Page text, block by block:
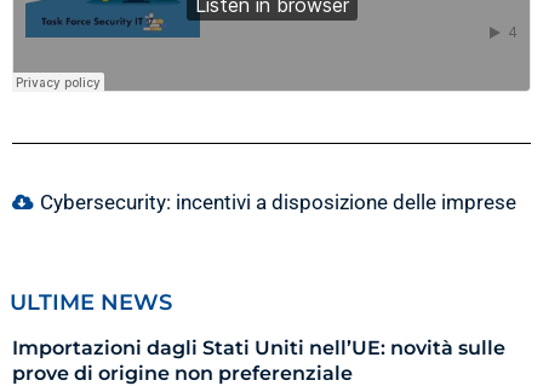
Cybersecurity: incentivi a disposizione delle imprese
ULTIME NEWS
Importazioni dagli Stati Uniti nell’UE: novità sulle
prove di origine non preferenziale